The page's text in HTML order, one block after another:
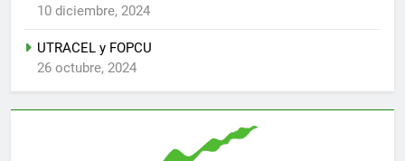
10 diciembre, 2024
UTRACEL y FOPCU
26 octubre, 2024